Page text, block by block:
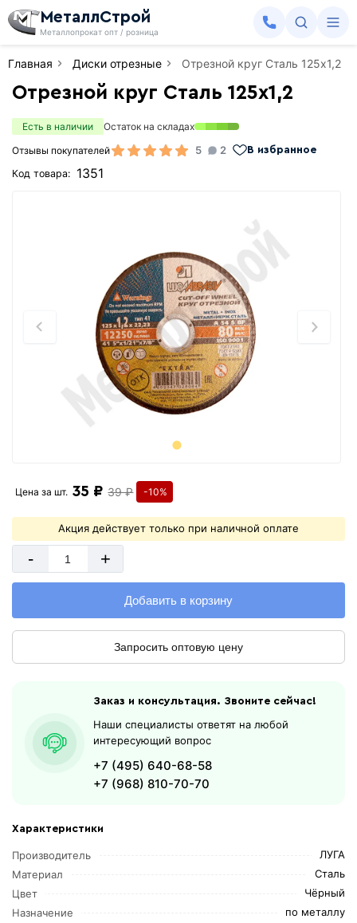
МеталлСтрой
Металлопрокат опт / розница
Главная Диски отрезные Отрезной круг Сталь 125х1,2
Отрезной круг Сталь 125х1,2
Есть в наличии
Остаток на складах
Отзывы покупателей
5 2 В избранное
Код товара: 1351
Характеристики
Производитель
ЛУГА
Материал
Сталь
Цвет
Чёрный
Назначение
по металлу
Цена за шт. 35 ₽ 39 ₽ -10%
Акция действует только при наличной оплате
- +
Добавить в корзину
Запросить оптовую цену
Заказ и консультация. Звоните сейчас!
Наши специалисты ответят на любой
интересующий вопрос
+7 (495) 640-68-58
+7 (968) 810-70-70